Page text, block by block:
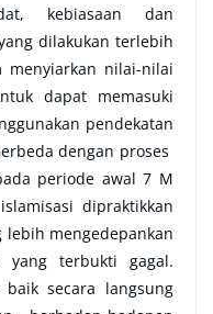
kebiasaan dan
dilakukan terlebih
nilai-nilai
dapat memasuki
pendekatan
dengan proses
periode awal 7 M
dipraktikkan
mengedepankan
yang terbukti gagal.
secara langsung